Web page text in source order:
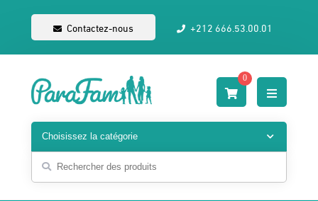
Contactez-nous +212 666.53.00.01
0